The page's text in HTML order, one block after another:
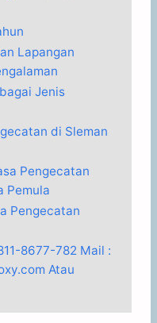
Lapangan
Jenis
di Sleman
Pengecatan
Pemula
Pengecatan
8677-782 Mail :
Atau